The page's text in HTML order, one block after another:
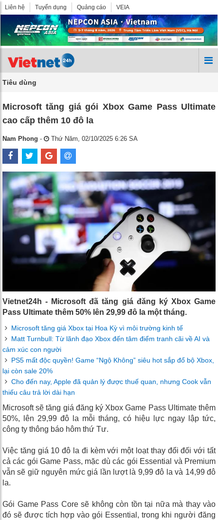
Liên hệ Tuyển dụng Quảng cáo VEIA
Tiêu dùng
Microsoft tăng giá gói Xbox Game Pass Ultimate
cao cấp thêm 10 đô la
Nam Phong - Thứ Năm, 02/10/2025 6:26 SA
Vietnet24h - Microsoft đã tăng giá đăng ký Xbox Game
Pass Ultimate thêm 50% lên 29,99 đô la một tháng.
Microsoft tăng giá Xbox tại Hoa Kỳ vì môi trường kinh tế
Matt Turnbull: Từ lãnh đạo Xbox đến tâm điểm tranh cãi về AI và
cảm xúc con người
PS5 mất độc quyền! Game “Ngộ Không” siêu hot sắp đổ bộ Xbox,
lại còn sale 20%
Cho đến nay, Apple đã quản lý được thuế quan, nhưng Cook vẫn
thiếu câu trả lời dài hạn
Microsoft sẽ tăng giá đăng ký Xbox Game Pass Ultimate thêm
50%, lên 29,99 đô la mỗi tháng, có hiệu lực ngay lập tức,
công ty thông báo hôm thứ Tư.
Việc tăng giá 10 đô la đi kèm với một loạt thay đổi đối với tất
cả các gói Game Pass, mặc dù các gói Essential và Premium
vẫn sẽ giữ nguyên mức giá lần lượt là 9,99 đô la và 14,99 đô
la.
Gói Game Pass Core sẽ không còn tồn tại nữa mà thay vào
đó sẽ được tích hợp vào gói Essential, trong khi người đăng